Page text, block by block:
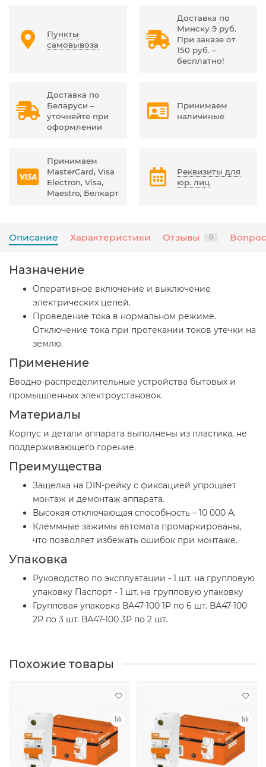
Пункты
самовывоза
Доставка по
Минску 9 руб.
При заказе от
150 руб. –
бесплатно!
Доставка по
Беларуси –
уточняйте при
оформлении
Принимаем
наличиные
Принимаем
MasterCard, Visa
Electron, Visa,
Maestro, Белкарт
Реквизиты для
юр. лиц
Описание Характеристики Отзывы 0
Назначение
Оперативное включение и выключение
электрических цепей.
Проведение тока в нормальном режиме.
Отключение тока при протекании токов утечки на
землю.
Применение
Вводно-распределительные устройства бытовых и
промышленных электроустановок.
Материалы
Корпус и детали аппарата выполнены из пластика, не
поддерживающего горение.
Преимущества
Защелка на DIN-рейку с фиксацией упрощает
монтаж и демонтаж аппарата.
Высокая отключающая способность – 10 000 А.
Клеммные зажимы автомата промаркированы,
что позволяет избежать ошибок при монтаже.
Упаковка
Руководство по эксплуатации - 1 шт. на групповую
упаковку Паспорт - 1 шт. на групповую упаковку
Групповая упаковка ВА47-100 1Р по 6 шт. ВА47-100
2Р по 3 шт. ВА47-100 3Р по 2 шт.
Похожие товары